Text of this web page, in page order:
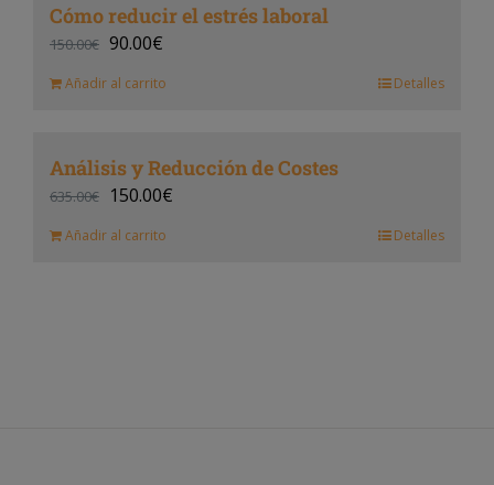
Cómo reducir el estrés laboral
150.00€ 90.00€
Añadir al carrito Detalles
Análisis y Reducción de Costes
635.00€ 150.00€
Añadir al carrito Detalles